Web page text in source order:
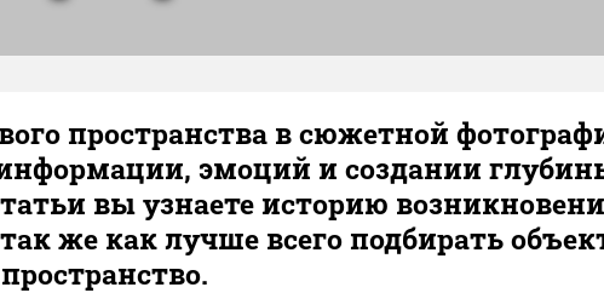
пространства в сюжетной
эмоций и создании
вы узнаете историю
же как лучше всего подбирать